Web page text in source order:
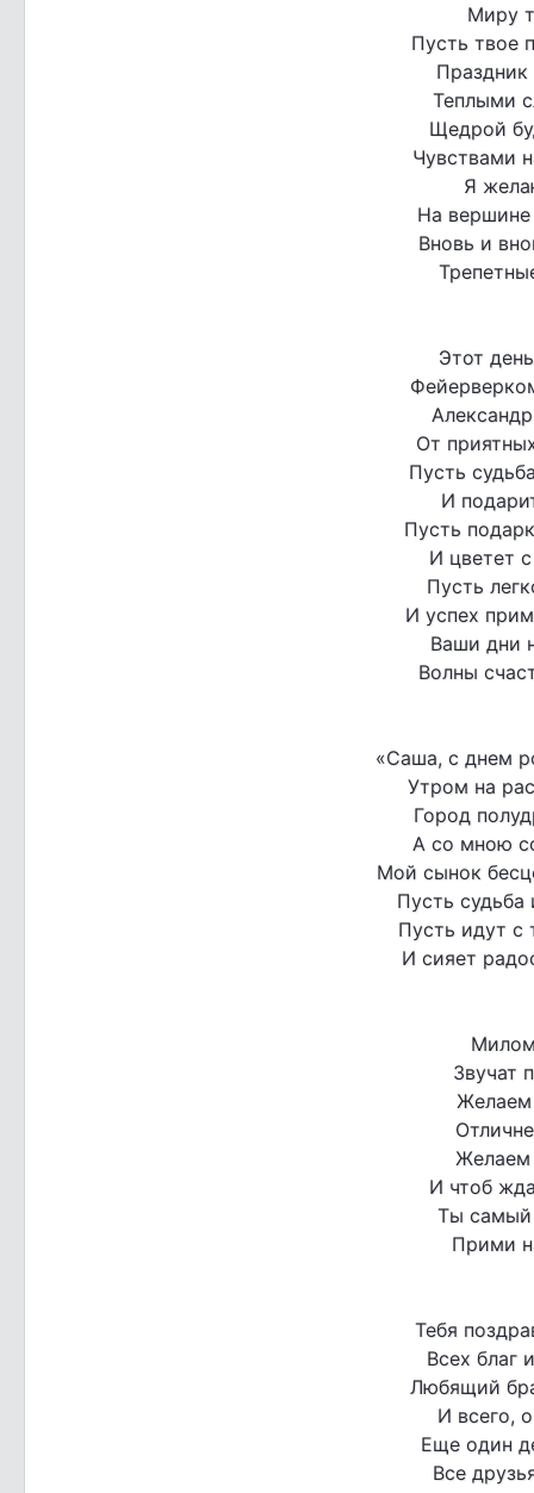
Миру
Пусть твое
Праздник
Теплыми
Щедрой
Чувствами
Я
На вершине
Вновь и
Этот
От
Пусть
И
Пусть
И цветет
Пусть
И успех
Ваши дни
Волны
«Саша, с днем
Утром на
Город
А со мною
Мой сынок
Пусть судьба
Пусть идут с
И сияет
Звучат
Желаем
Желаем
И чтоб
Ты самый
Прими
Тебя
Всех благ
Любящий
И всего,
Еще один
Все